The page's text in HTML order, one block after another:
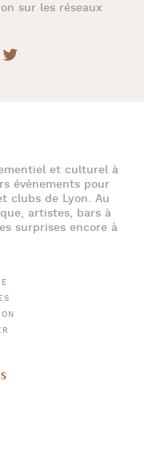
sur les réseaux
et culturel à
événements pour
clubs de Lyon. Au
artistes, bars à
surprises encore à